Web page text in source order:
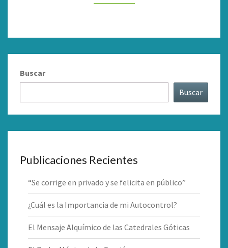
Buscar
Buscar
Publicaciones Recientes
“Se corrige en privado y se felicita en público”
¿Cuál es la Importancia de mi Autocontrol?
El Mensaje Alquímico de las Catedrales Góticas